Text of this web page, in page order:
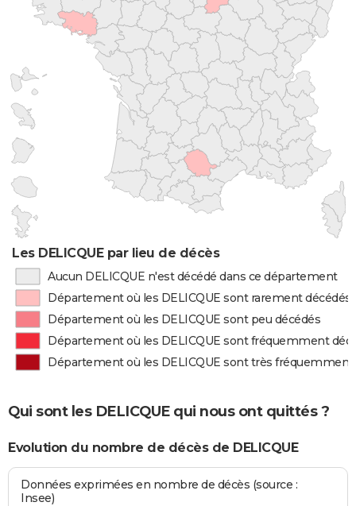
Les DELICQUE par lieu de décès
Aucun DELICQUE n'est décédé dans ce département
Département où les DELICQUE sont rarement décédés
Département où les DELICQUE sont peu décédés
Département où les DELICQUE sont fréquemment
Département où les DELICQUE sont très fréquemment
Qui sont les DELICQUE qui nous ont quittés ?
Evolution du nombre de décès de DELICQUE
Données exprimées en nombre de décès (source :
Insee)